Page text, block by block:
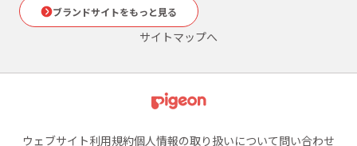
ブランドサイトをもっと見る
サイトマップへ
ウェブサイト利用規約個人情報の取り扱いについて問い合わせ